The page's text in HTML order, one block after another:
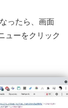
ったら、画面
ューをクリック